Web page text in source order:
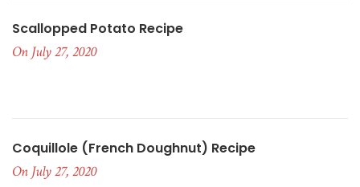
Scallopped Potato Recipe
On July 27, 2020
Coquillole (French Doughnut) Recipe
On July 27, 2020